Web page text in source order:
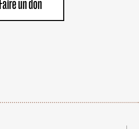
Faire un don